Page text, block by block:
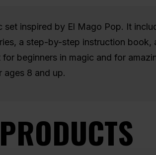
set inspired by El Mago Pop. It
a step-by-step instruction book,
beginners in magic and for
ages 8 and up.